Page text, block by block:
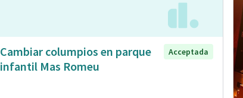
Cambiar columpios en parque
infantil Mas Romeu
Acceptada